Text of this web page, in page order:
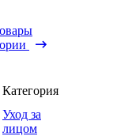
Категория
Уход за
лицом